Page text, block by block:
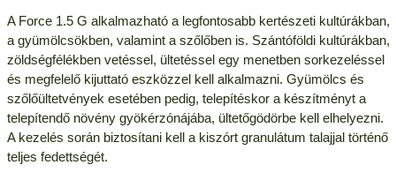
A Force 1.5 G alkalmazható a legfontosabb kertészeti kultúrákban,
a gyümölcsökben, valamint a szőlőben is. Szántóföldi kultúrákban,
zöldségfélékben vetéssel, ültetéssel egy menetben sorkezeléssel
és megfelelő kijuttató eszközzel kell alkalmazni. Gyümölcs és
szőlőültetvények esetében pedig, telepítéskor a készítményt a
telepítendő növény gyökérzónájába, ültetőgödörbe kell elhelyezni.
A kezelés során biztosítani kell a kiszórt granulátum talajjal történő
teljes fedettségét.